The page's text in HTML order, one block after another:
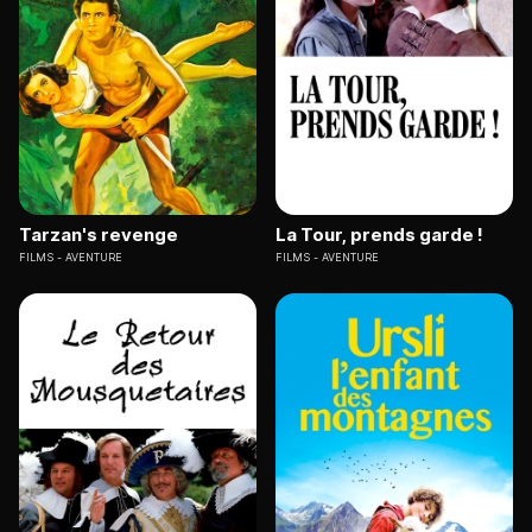
Tarzan's revenge
FILMS AVENTURE
La Tour, prends garde !
FILMS AVENTURE